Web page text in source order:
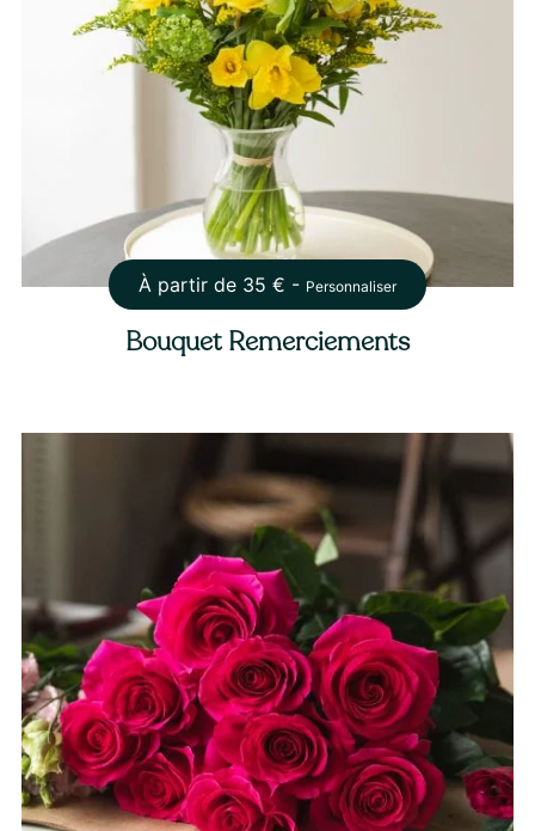
À partir de 35 € - Personnaliser
Bouquet Remerciements